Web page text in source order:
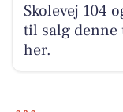
Skolevej 104
til salg denne
her.